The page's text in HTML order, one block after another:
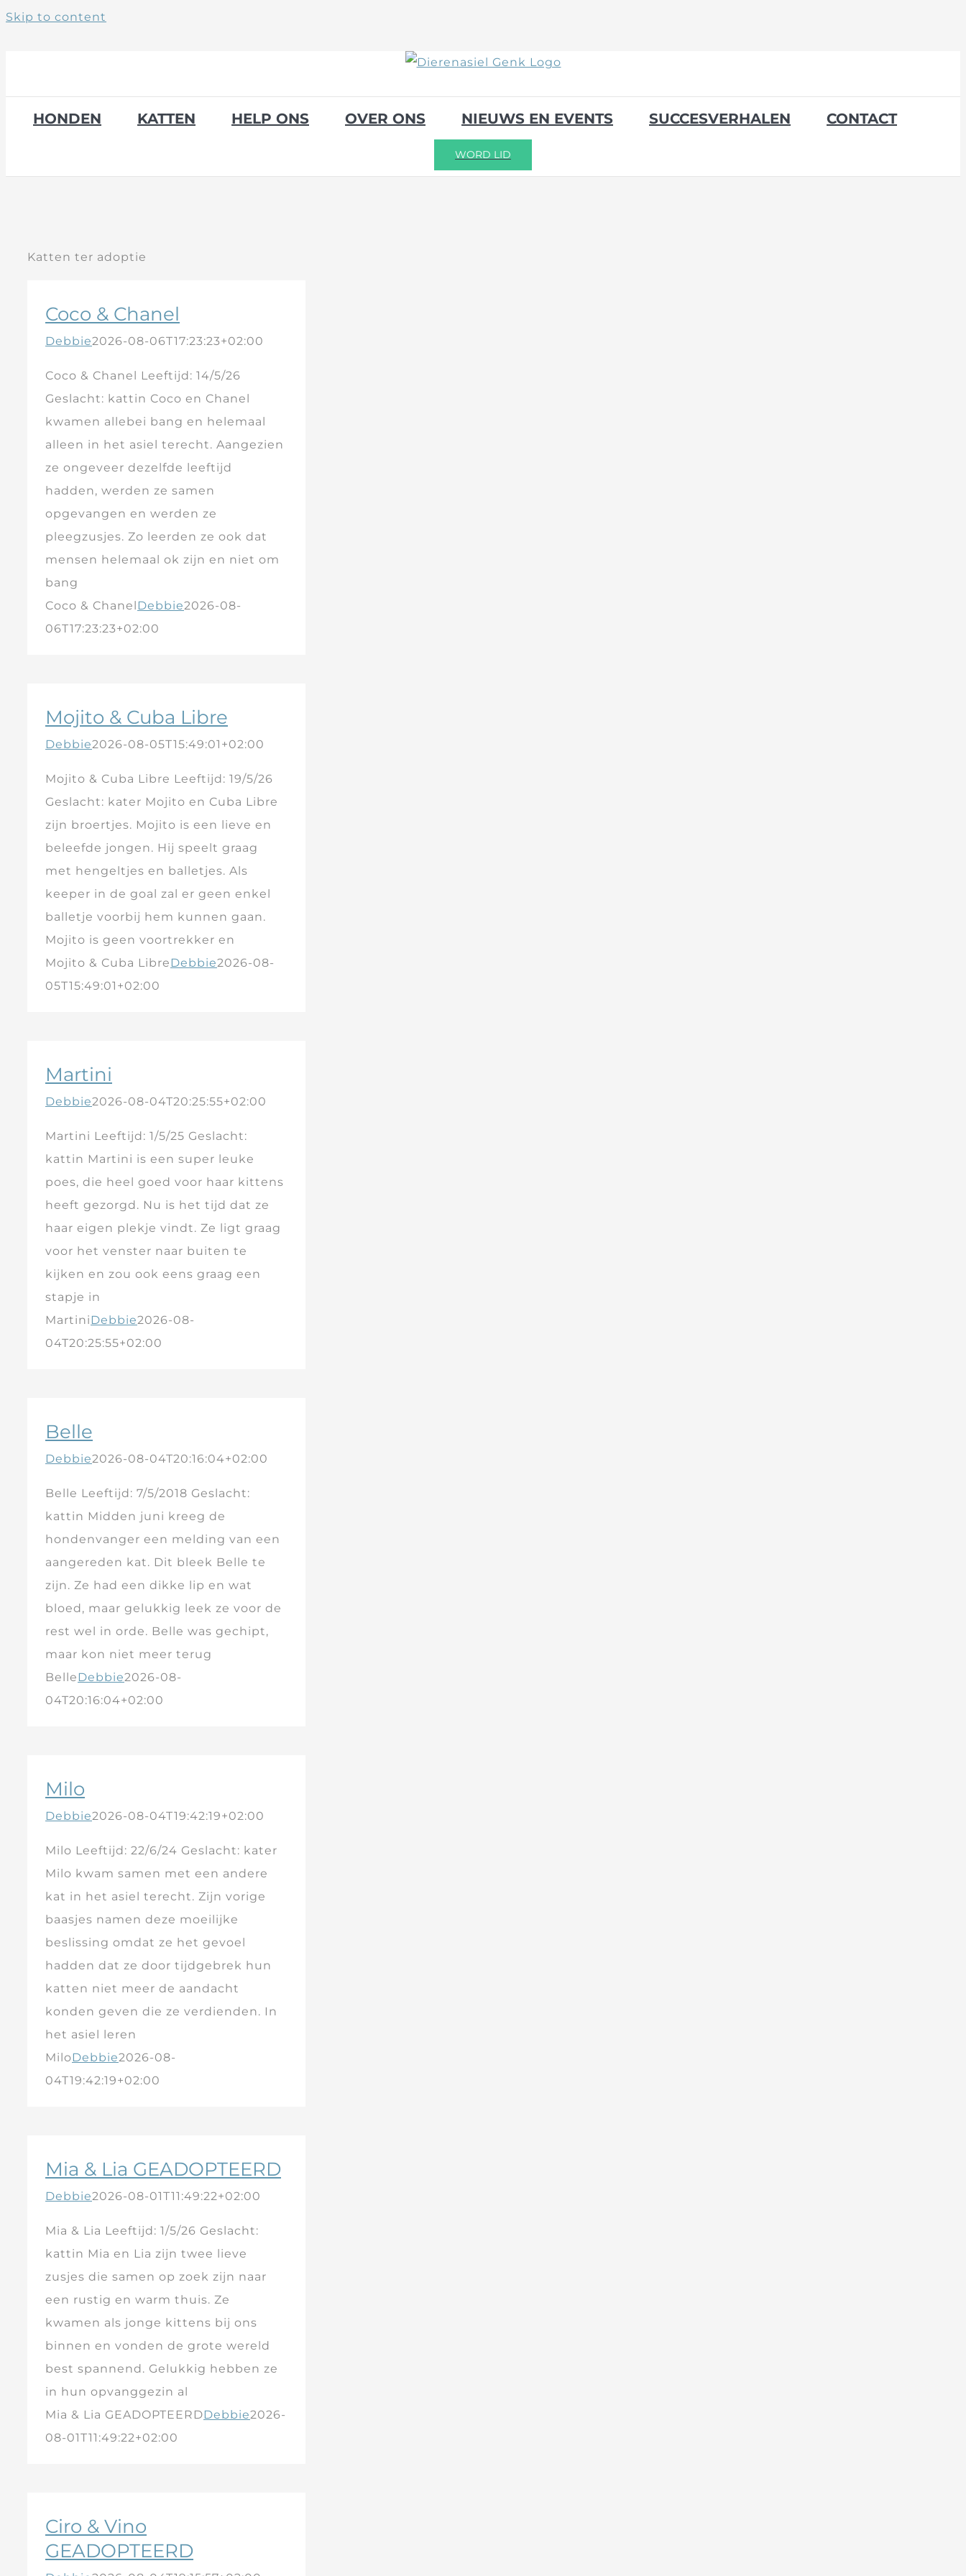
Skip to content
HONDEN KATTEN HELP ONS OVER ONS NIEUWS EN EVENTS SUCCESVERHALEN CONTACT
WORD LID
Katten ter adoptie
Coco & Chanel
Debbie2026-08-06T17:23:23+02:00
Coco & Chanel Leeftijd: 14/5/26
Geslacht: kattin Coco en Chanel
kwamen allebei bang en helemaal
alleen in het asiel terecht. Aangezien
ze ongeveer dezelfde leeftijd
hadden, werden ze samen
opgevangen en werden ze
pleegzusjes. Zo leerden ze ook dat
mensen helemaal ok zijn en niet om
bang
Coco & ChanelDebbie2026-08-
06T17:23:23+02:00
Mojito & Cuba Libre
Debbie2026-08-05T15:49:01+02:00
Mojito & Cuba Libre Leeftijd: 19/5/26
Geslacht: kater Mojito en Cuba Libre
zijn broertjes. Mojito is een lieve en
beleefde jongen. Hij speelt graag
met hengeltjes en balletjes. Als
keeper in de goal zal er geen enkel
balletje voorbij hem kunnen gaan.
Mojito is geen voortrekker en
Mojito & Cuba LibreDebbie2026-08-
05T15:49:01+02:00
Martini
Debbie2026-08-04T20:25:55+02:00
Martini Leeftijd: 1/5/25 Geslacht:
kattin Martini is een super leuke
poes, die heel goed voor haar kittens
heeft gezorgd. Nu is het tijd dat ze
haar eigen plekje vindt. Ze ligt graag
voor het venster naar buiten te
kijken en zou ook eens graag een
stapje in
MartiniDebbie2026-08-
04T20:25:55+02:00
Belle
Debbie2026-08-04T20:16:04+02:00
Belle Leeftijd: 7/5/2018 Geslacht:
kattin Midden juni kreeg de
hondenvanger een melding van een
aangereden kat. Dit bleek Belle te
zijn. Ze had een dikke lip en wat
bloed, maar gelukkig leek ze voor de
rest wel in orde. Belle was gechipt,
maar kon niet meer terug
BelleDebbie2026-08-
04T20:16:04+02:00
Milo
Debbie2026-08-04T19:42:19+02:00
Milo Leeftijd: 22/6/24 Geslacht: kater
Milo kwam samen met een andere
kat in het asiel terecht. Zijn vorige
baasjes namen deze moeilijke
beslissing omdat ze het gevoel
hadden dat ze door tijdgebrek hun
katten niet meer de aandacht
konden geven die ze verdienden. In
het asiel leren
MiloDebbie2026-08-
04T19:42:19+02:00
Mia & Lia GEADOPTEERD
Debbie2026-08-01T11:49:22+02:00
Mia & Lia Leeftijd: 1/5/26 Geslacht:
kattin Mia en Lia zijn twee lieve
zusjes die samen op zoek zijn naar
een rustig en warm thuis. Ze
kwamen als jonge kittens bij ons
binnen en vonden de grote wereld
best spannend. Gelukkig hebben ze
in hun opvanggezin al
Mia & Lia GEADOPTEERDDebbie2026-
08-01T11:49:22+02:00
Ciro & Vino
GEADOPTEERD